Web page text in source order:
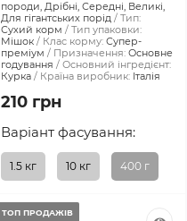
породи, Дрібні, Середні, Великі,
Для гігантських порід
Тип:
Сухий корм
Тип упаковки:
Мішок
Клас корму: Супер-
преміум
Призначення: Основне
годування
Основний інгредієнт:
Курка
Країна виробник: Італія
210 грн
Варіант фасування:
1.5 кг 10 кг 400 г
ТОП ПРОДАЖІВ